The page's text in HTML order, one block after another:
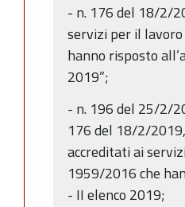
- n. 176 del 18/2/
servizi per il
hanno risposto
2019”;
- n. 196 del 25/2/
176 del 18/2/
accreditati ai
1959/2016 che
- II elenco 2019;